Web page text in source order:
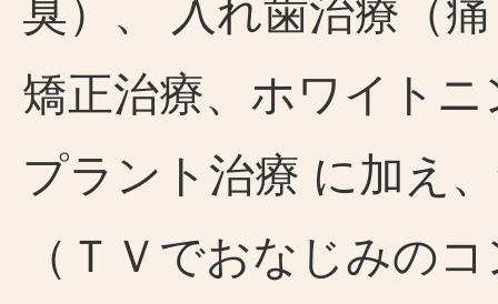
臭）、 入れ歯治療（
矯正治療、ホワイト
プラント治療 に加え
（ＴＶでおなじみの